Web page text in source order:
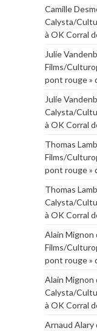
Camille
Calysta/
à OK Corral
Julie
Films/
pont rouge »
Julie
Calysta/
à OK Corral
Thomas
Films/
pont rouge »
Thomas
Calysta/
à OK Corral
Alain Mignon
Films/
pont rouge »
Alain Mignon
Calysta/
à OK Corral
Arnaud Alary